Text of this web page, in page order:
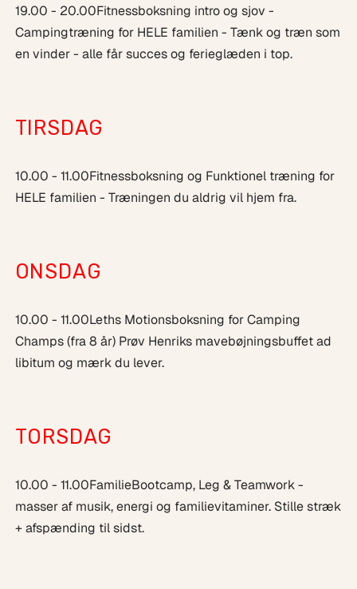
19.00 - 20.00Fitnessboksning intro og sjov ­
Campingtræning for HELE familien - Tænk og træn som
en vinder - alle får succes og ferieglæden i top.
TIRSDAG
10.00 - 11.00Fitnessboksning og Funktionel træning for
HELE familien - Træningen du aldrig vil hjem fra.
ONSDAG
10.00 - 11.00Leths Motionsboksning for Camping
Champs (fra 8 år) Prøv Henriks mavebøjningsbuffet ad
libitum og mærk du lever.
TORSDAG
10.00 - 11.00FamilieBootcamp, Leg & Teamwork -
masser af musik, energi og familievitaminer. Stille stræk
+ afspænding til sidst.